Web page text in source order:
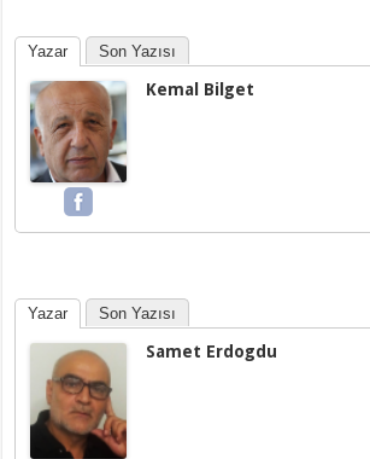
Yazar Son Yazısı
Kemal Bilget
Yazar Son Yazısı
Samet Erdogdu